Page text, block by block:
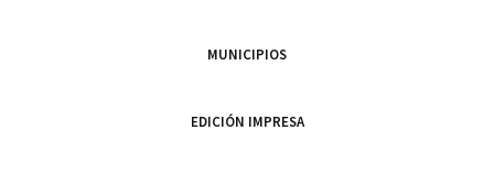
MUNICIPIOS
EDICIÓN IMPRESA